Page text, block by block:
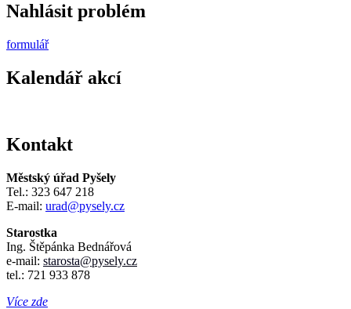
Nahlásit problém
formulář
Kalendář akcí
Kontakt
Městský úřad Pyšely
Tel.: 323 647 218
E-mail: urad@pysely.cz
Starostka
Ing. Štěpánka Bednářová
e-mail: starosta@pysely.cz
tel.: 721 933 878
Více zde